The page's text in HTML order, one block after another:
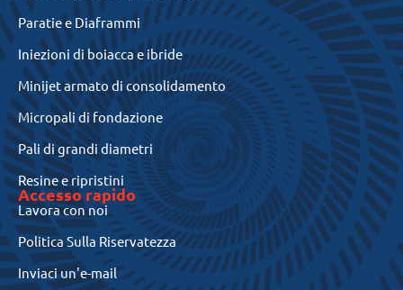
Paratie e Diaframmi
Iniezioni di boiacca e ibride
Minijet armato di consolidamento
Micropali di fondazione
Pali di grandi diametri
Resine e ripristini
Accesso rapido
Lavora con noi
Politica Sulla Riservatezza
Inviaci un'e-mail